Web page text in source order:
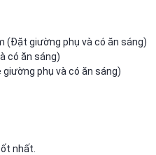
(Đặt giường phụ và có ăn sáng)
có ăn sáng)
phụ và có ăn sáng)
nhất.